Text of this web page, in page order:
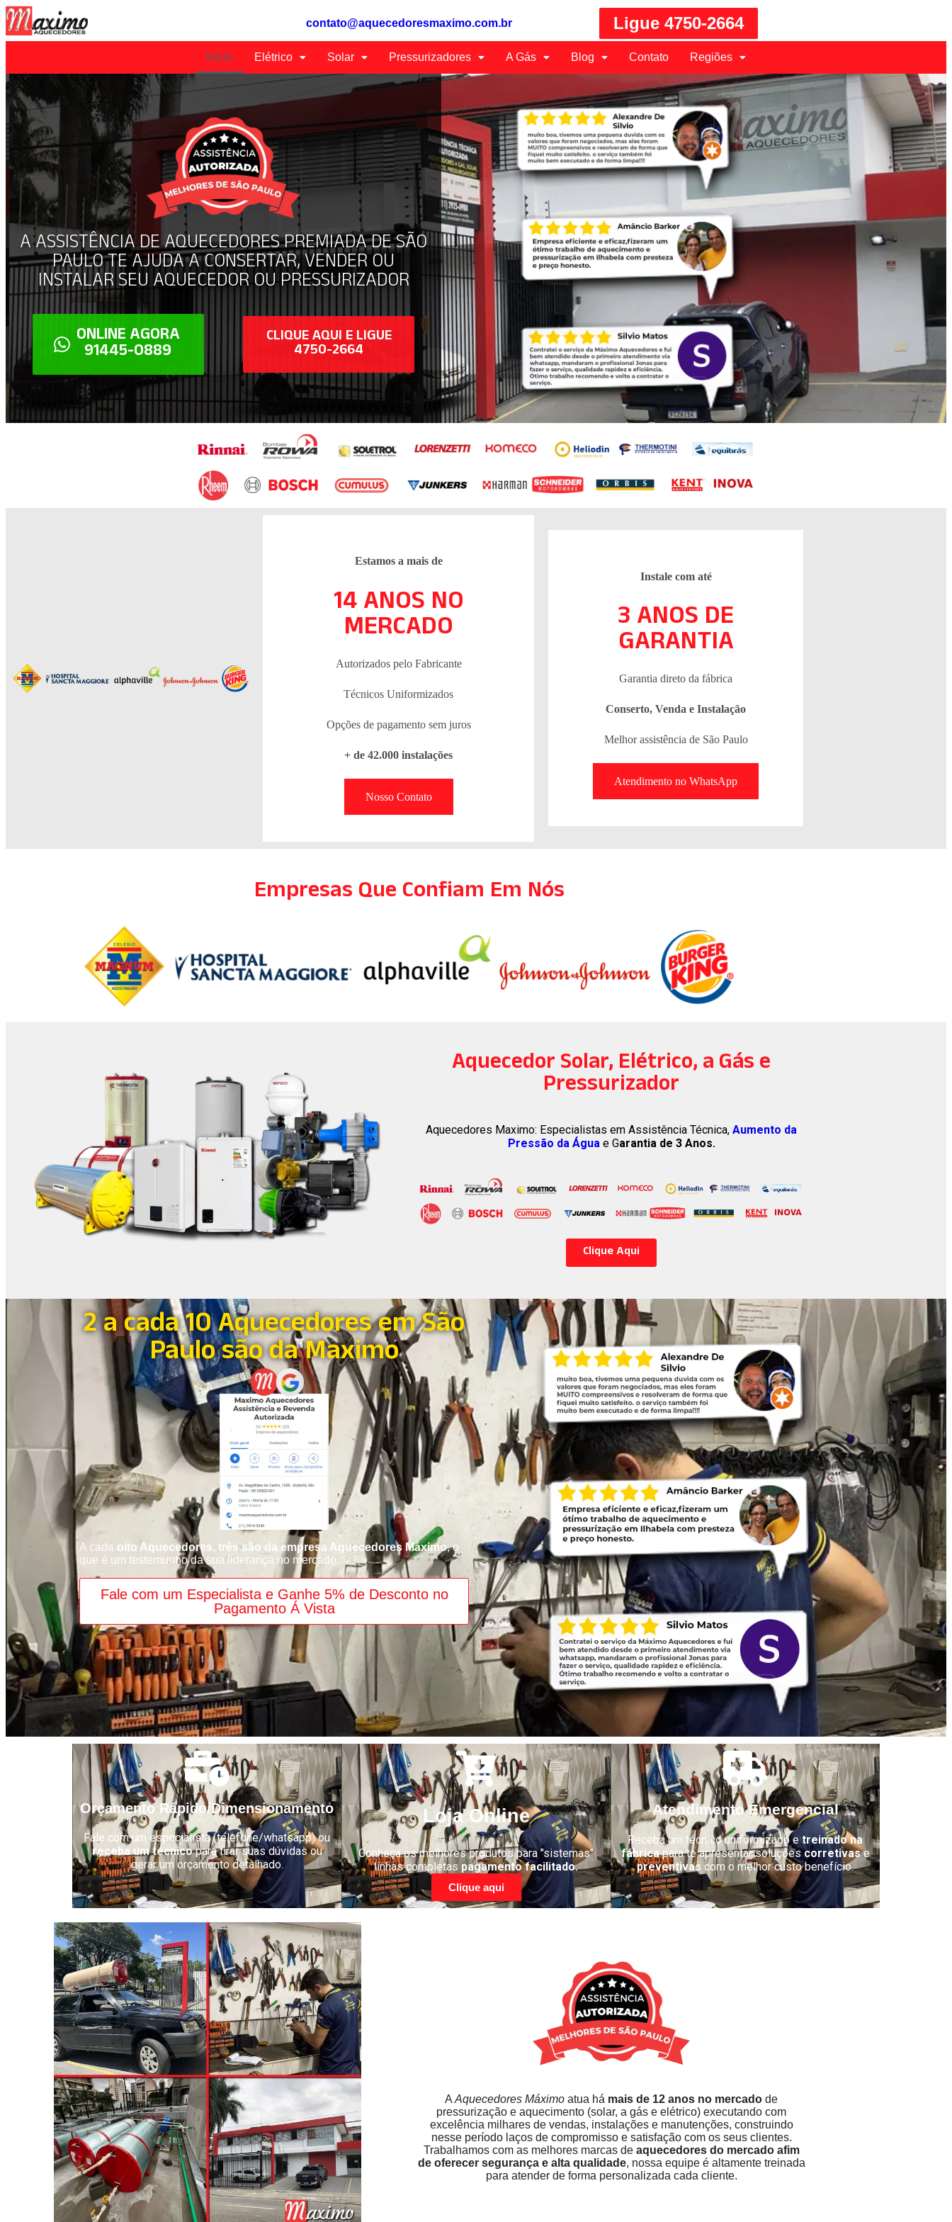
contato@aquecedoresmaximo.com.br Ligue 4750-2664
Início Elétrico Solar Pressurizadores A Gás Blog Contato Regiões
A ASSISTÊNCIA DE AQUECEDORES PREMIADA DE SÃO
PAULO TE AJUDA A CONSERTAR, VENDER OU
INSTALAR SEU AQUECEDOR OU PRESSURIZADOR
ONLINE AGORA
91445-0889
CLIQUE AQUI E LIGUE
4750-2664
Estamos a mais de
14 ANOS NO
MERCADO
Autorizados pelo Fabricante
Técnicos Uniformizados
Opções de pagamento sem juros
+ de 42.000 instalações
Nosso Contato
Instale com até
3 ANOS DE
GARANTIA
Garantia direto da fábrica
Conserto, Venda e Instalação
Melhor assistência de São Paulo
Atendimento no WhatsApp
Empresas Que Confiam Em Nós
Aquecedor Solar, Elétrico, a Gás e
Pressurizador
Aquecedores Maximo: Especialistas em Assistência Técnica, Aumento da
Pressão da Águae Garantia de 3 Anos.
Clique Aqui
2 a cada 10 Aquecedores em São
Paulo são da Maximo
A cada oito Aquecedores, três são da empresa Aquecedores Máximo, o
que é um testemunho da sua liderança no mercado.
Fale com um Especialista e Ganhe 5% de Desconto no
Pagamento Á Vista
Orçamento Rápido/Dimensionamento
Fale com um especialista (telefone/whatsapp) ou
receba um técnicopara tirar suas dúvidas ou
gerar um orçamento detalhado.
Loja Online
Conheça os melhores produtos para "sistemas"
linhas completas pagamento facilitado.
Clique aqui
Atendimento Emergencial
Receba um técnico uniformizado etreinado na
fábricapara te apresentar soluçõescorretivase
preventivas com o melhor custo benefício.
A Aquecedores Máximo atua há mais de 12 anos no mercado de
pressurização e aquecimento (solar, a gás e elétrico) executando com
excelência milhares de vendas, instalações e manutenções, construindo
nesse período laços de compromisso e satisfação com os seus clientes.
Trabalhamos com as melhores marcas de aquecedores do mercado afim
de oferecer segurança e alta qualidade, nossa equipe é altamente treinada
para atender de forma personalizada cada cliente.